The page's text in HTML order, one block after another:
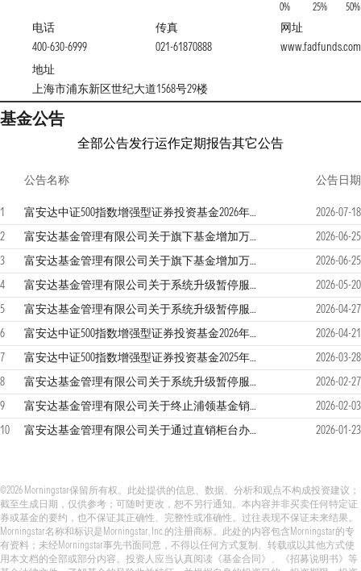
0% 25% 50%
电话
400-630-6999
传真
021-61870888
网址
www.fadfunds.com
地址
上海市浦东新区世纪大道1568号29楼
基金公告
全部公告发行运作定期报告其它公告
公告名称 公告日期
1 富安达中证500指数增强型证券投资基金2026年第二季度报告
2026-07-18
2
富安达基金管理有限公司关于旗下基金增加万家财富基金销售（天津）有限公司为销售机构并参与其费率优惠活动的公告
2026-06-25
3
富安达基金管理有限公司关于旗下基金增加万家财富基金销售（天津）有限公司为销售机构并参与其费率优惠活动的公告
2026-06-25
4
富安达基金管理有限公司关于系统升级暂停服务的公告
2026-05-20
5
富安达基金管理有限公司关于系统升级暂停服务的公告
2026-04-27
6
富安达中证500指数增强型证券投资基金2026年第一季度报告
2026-04-21
7
富安达中证500指数增强型证券投资基金2025年年度报告
2026-03-28
8
富安达基金管理有限公司关于系统升级暂停服务的公告
2026-02-27
9
富安达基金管理有限公司关于终止浦领基金销售有限公司办理旗下基金销售业务的公告
2026-02-03
10
富安达基金管理有限公司关于通过直销柜台办理公募基金认、申购、转换转入业务费率优惠的公告 2026-01-23
©2026 Morningstar保留所有权。此处提供的信息、数据、分析和观点不构成投资建议；
截至生成日期，仅供参考；可随时更改，恕不另行通知。本内容并非买卖任何特定证
券或基金的要约，也不保证其正确性、完整性或准确性。过往表现不保证未来结果。
Morningstar名称和标识是Morningstar, Inc.的注册商标。此处的内容包含Morningstar的专
有资料；未经Morningstar事先书面同意，不得以任何方式复制、转载或以其他方式使
用本文档的全部或部分内容。投资人应当认真阅读《基金合同》、《招募说明书》等